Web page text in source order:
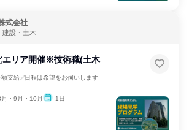
式会社
建設・土木
エリア開催※技術職(土木
額支給✅日程は希望をお伺いします
・9月・10月 1日